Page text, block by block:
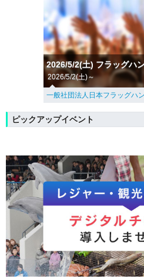
2026/5/2(土) フラッグハ
2026/5/2(土)～
一般社団法人日本フラッグハ
ピックアップイベント